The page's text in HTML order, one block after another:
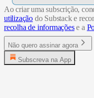
Ao criar uma subscrição,
utilização do Substack e
recolha de informaçõese a
Não quero assinar agora
Subscreva na App